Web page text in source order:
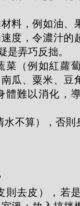
料，例如油、
度，令濃汁的
是弄巧反拙。
菜（例如紅蘿
瓜、粟米、豆
體難以消化，
不算），否則
則去皮），若